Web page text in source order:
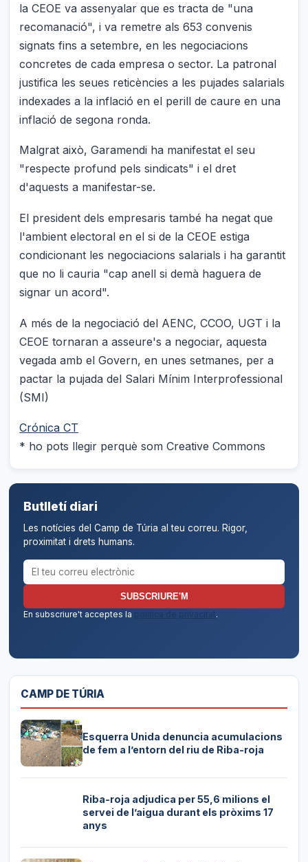
la CEOE va assenyalar que es tracta de "una
recomanació", i va remetre als 653 convenis
signats fins a setembre, en les negociacions
concretes de cada empresa o sector. La patronal
justifica les seues reticències a les pujades salarials
indexades a la inflació en el perill de caure en una
inflació de segona ronda.
Malgrat això, Garamendi ha manifestat el seu
"respecte profund pels sindicats" i el dret
d'aquests a manifestar-se.
El president dels empresaris també ha negat que
l'ambient electoral en el si de la CEOE estiga
condicionant les negociacions salarials i ha garantit
que no li cauria "cap anell si demà haguera de
signar un acord".
A més de la negociació del AENC, CCOO, UGT i la
CEOE tornaran a asseure's a negociar, aquesta
vegada amb el Govern, en unes setmanes, per a
pactar la pujada del Salari Mínim Interprofessional
(SMI)
Crónica CT
* ho pots llegir perquè som Creative Commons
Butlletí diari
Les notícies del Camp de Túria al teu correu. Rigor,
proximitat i drets humans.
Correu electrònic per al butlletí
SUBSCRIURE'M
En subscriure't acceptes la
política de privacitat.
CAMP DE TÚRIA
Esquerra Unida denuncia acumulacions
de fem a l’entorn del riu de Riba-roja
Riba-roja adjudica per 55,6 milions el
servei de l’aigua durant els pròxims 17
anys